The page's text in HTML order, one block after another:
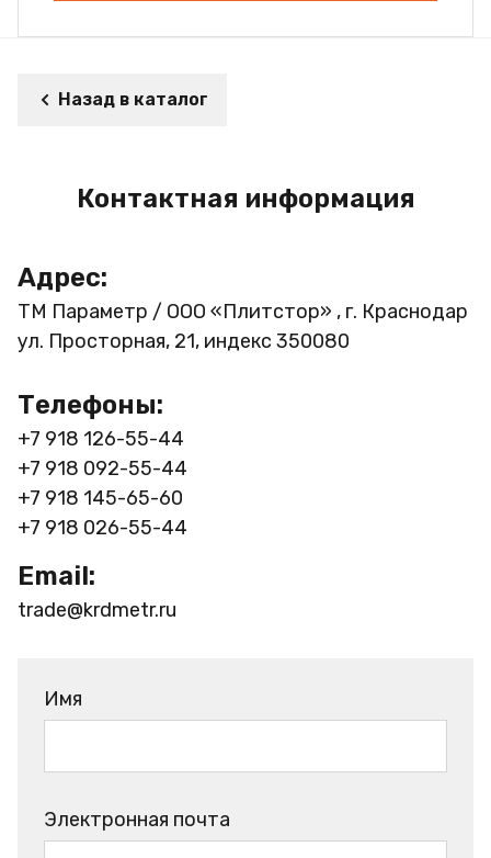
Назад в каталог
Контактная информация
Адрес:
ТМ Параметр / ООО «Плитстор» , г. Краснодар
ул. Просторная, 21, индекс 350080
Телефоны:
+7 918 126-55-44
+7 918 092-55-44
+7 918 145-65-60
+7 918 026-55-44
Email:
trade@krdmetr.ru
Имя
Электронная почта